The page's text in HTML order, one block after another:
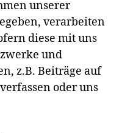
unserer
verarbeiten
diese mit uns
und
z.B. Beiträge auf
oder uns